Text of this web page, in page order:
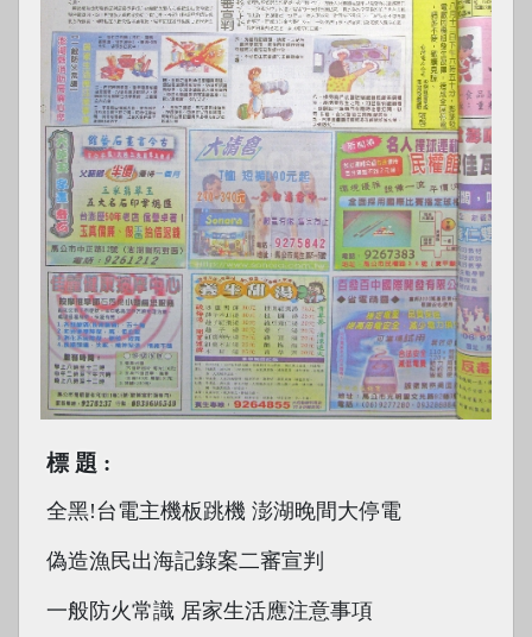
標題
全黑!台電主機板跳機 澎湖晚間大停電
偽造漁民出海記錄案二審宣判
一般防火常識 居家生活應注意事項